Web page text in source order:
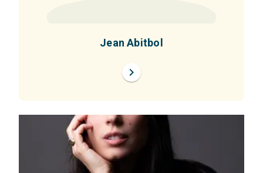
Jean Abitbol
chevron_right